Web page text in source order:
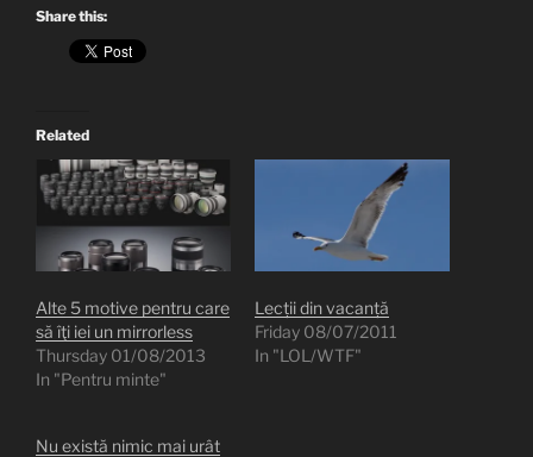
Share this:
Related
Alte 5 motive pentru care
să îţi iei un mirrorless
Thursday 01/08/2013
In "Pentru minte"
Lecții din vacanță
Friday 08/07/2011
In "LOL/WTF"
Nu există nimic mai urât